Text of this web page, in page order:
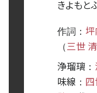
きよもと
作詞：
（ 三世
浄瑠璃 ：
味線 ：